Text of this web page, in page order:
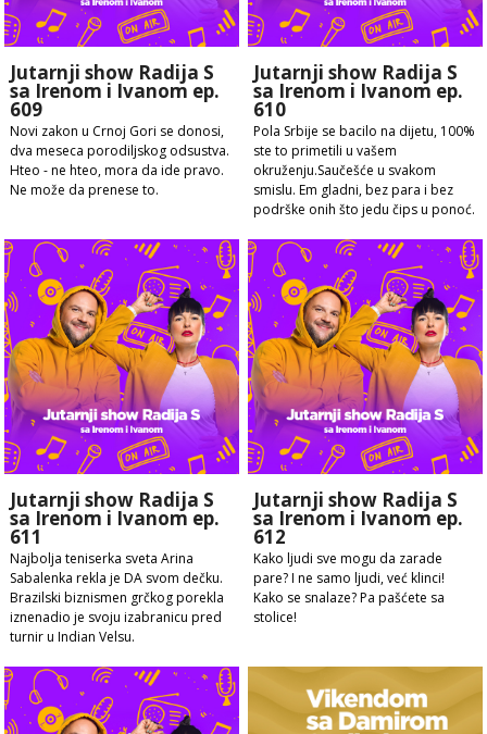
Jutarnji show Radija S
sa Irenom i Ivanom ep.
609
Novi zakon u Crnoj Gori se donosi,
dva meseca porodiljskog odsustva.
Hteo - ne hteo, mora da ide pravo.
Ne može da prenese to.
Jutarnji show Radija S
sa Irenom i Ivanom ep.
610
Pola Srbije se bacilo na dijetu, 100%
ste to primetili u vašem
okruženju.Saučešće u svakom
smislu. Em gladni, bez para i bez
podrške onih što jedu čips u ponoć.
Jutarnji show Radija S
sa Irenom i Ivanom ep.
611
Najbolja teniserka sveta Arina
Sabalenka rekla je DA svom dečku.
Brazilski biznismen grčkog porekla
iznenadio je svoju izabranicu pred
turnir u Indian Velsu.
Jutarnji show Radija S
sa Irenom i Ivanom ep.
612
Kako ljudi sve mogu da zarade
pare? I ne samo ljudi, već klinci!
Kako se snalaze? Pa pašćete sa
stolice!